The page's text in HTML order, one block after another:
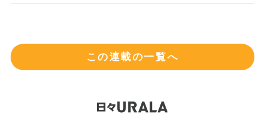
この連載の一覧へ